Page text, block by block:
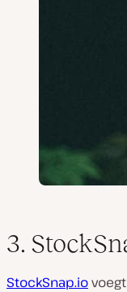
3.
StockSnap.io